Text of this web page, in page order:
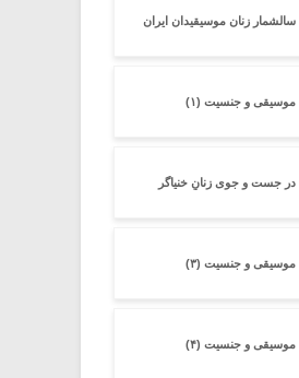
سالشمار زنان موسیقیدان ایران
موسیقی و جنسیت (۱)
در جست و جوی زنانِ خنیاگر
موسیقی و جنسیت (۳)
موسیقی و جنسیت (۴)